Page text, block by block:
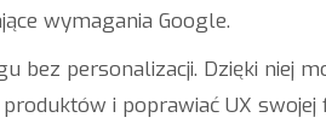
wymagania Google.
bez personalizacji. Dzięki niej
i poprawiać UX swojej